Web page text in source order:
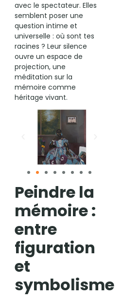
avec le spectateur. Elles
semblent poser une
question intime et
universelle : où sont tes
racines ? Leur silence
ouvre un espace de
projection, une
méditation sur la
mémoire comme
héritage vivant.
Peindre la
mémoire :
entre
figuration
et
symbolisme